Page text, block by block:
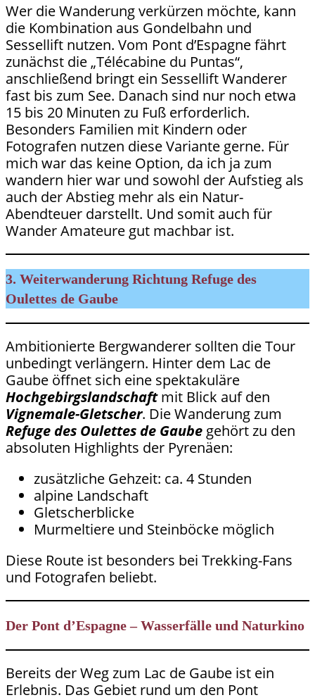
Wer die Wanderung verkürzen möchte, kann
die Kombination aus Gondelbahn und
Sessellift nutzen. Vom Pont d’Espagne fährt
zunächst die „Télécabine du Puntas“,
anschließend bringt ein Sessellift Wanderer
fast bis zum See. Danach sind nur noch etwa
15 bis 20 Minuten zu Fuß erforderlich.
Besonders Familien mit Kindern oder
Fotografen nutzen diese Variante gerne. Für
mich war das keine Option, da ich ja zum
wandern hier war und sowohl der Aufstieg als
auch der Abstieg mehr als ein Natur-
Abendteuer darstellt. Und somit auch für
Wander Amateure gut machbar ist.
3. Weiterwanderung Richtung Refuge des
Oulettes de Gaube
Ambitionierte Bergwanderer sollten die Tour
unbedingt verlängern. Hinter dem Lac de
Gaube öffnet sich eine spektakuläre
Hochgebirgslandschaftmit Blick auf den
Vignemale-Gletscher. Die Wanderung zum
Refuge des Oulettes de Gaube gehört zu den
absoluten Highlights der Pyrenäen:
zusätzliche Gehzeit: ca. 4 Stunden
alpine Landschaft
Gletscherblicke
Murmeltiere und Steinböcke möglich
Diese Route ist besonders bei Trekking-Fans
und Fotografen beliebt.
Der Pont d’Espagne – Wasserfälle und Naturkino
Bereits der Weg zum Lac de Gaube ist ein
Erlebnis. Das Gebiet rund um den Pont